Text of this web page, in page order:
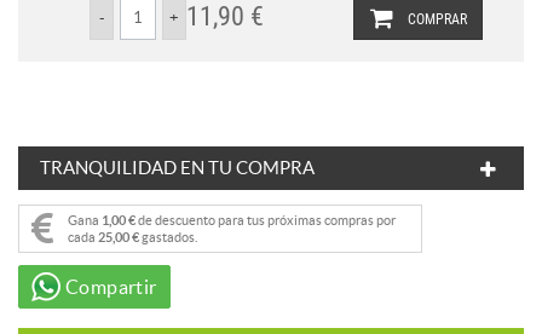
COMPRAR
11,90 €
TRANQUILIDAD EN TU COMPRA
Gana 1,00 €de descuento para tus próximas compras por
cada 25,00 €gastados.
Compartir